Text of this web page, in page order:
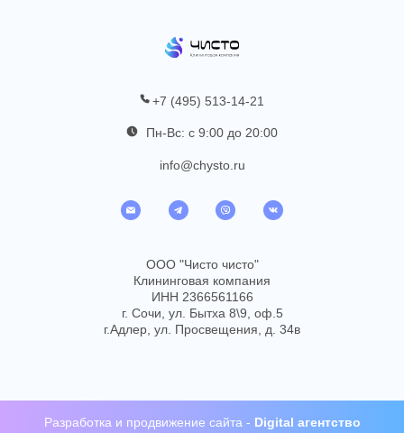
+7 (495) 513-14-21
Пн-Вс: с 9:00 до 20:00
info@chysto.ru
ООО "Чисто чисто"
Клининговая компания
ИНН 2366561166
г. Сочи, ул. Бытха 8\9, оф.5
г.Адлер, ул. Просвещения, д. 34в
Разработка и продвижение сайта - Digital агентство